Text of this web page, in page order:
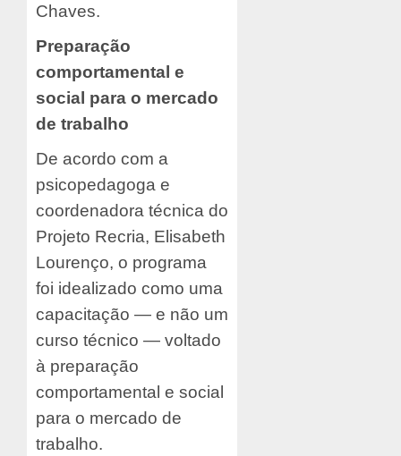
Chaves.
Preparação
comportamental e
social para o mercado
de trabalho
De acordo com a
psicopedagoga e
coordenadora técnica do
Projeto Recria, Elisabeth
Lourenço, o programa
foi idealizado como uma
capacitação — e não um
curso técnico — voltado
à preparação
comportamental e social
para o mercado de
trabalho.